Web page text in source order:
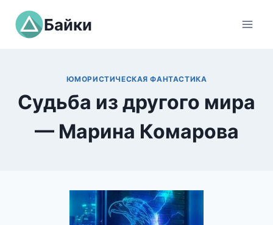
Перейти
содержимому
Байки
ЮМОРИСТИЧЕСКАЯ ФАНТАСТИКА
Судьба из другого мира
— Марина Комарова